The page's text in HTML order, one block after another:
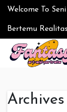
Skip to content
Welcome To
Bertemu Realitas
Archives